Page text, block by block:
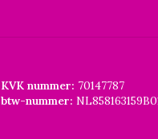
KVK nummer: 70147787
btw-nummer: